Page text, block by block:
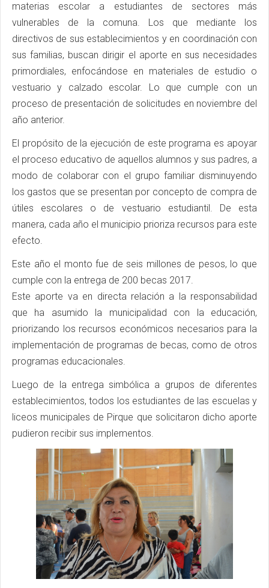
materias escolar a estudiantes de sectores más
vulnerables de la comuna. Los que mediante los
directivos de sus establecimientos y en coordinación con
sus familias, buscan dirigir el aporte en sus necesidades
primordiales, enfocándose en materiales de estudio o
vestuario y calzado escolar. Lo que cumple con un
proceso de presentación de solicitudes en noviembre del
año anterior.
El propósito de la ejecución de este programa es apoyar
el proceso educativo de aquellos alumnos y sus padres, a
modo de colaborar con el grupo familiar disminuyendo
los gastos que se presentan por concepto de compra de
útiles escolares o de vestuario estudiantil. De esta
manera, cada año el municipio prioriza recursos para este
efecto.
Este año el monto fue de seis millones de pesos, lo que
cumple con la entrega de 200 becas 2017.
Este aporte va en directa relación a la responsabilidad
que ha asumido la municipalidad con la educación,
priorizando los recursos económicos necesarios para la
implementación de programas de becas, como de otros
programas educacionales.
Luego de la entrega simbólica a grupos de diferentes
establecimientos, todos los estudiantes de las escuelas y
liceos municipales de Pirque que solicitaron dicho aporte
pudieron recibir sus implementos.